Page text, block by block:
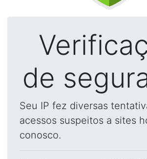
de
Seu IP fez diversas
acessos suspeitos a sites
conosco.